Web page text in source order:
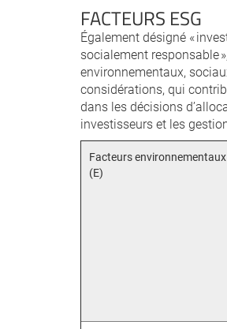
FACTEURS ESG
Également désigné «
socialement responsable
environnementaux,
considérations, qui
dans les décisions
investisseurs et les
Facteurs environnementaux
(E)